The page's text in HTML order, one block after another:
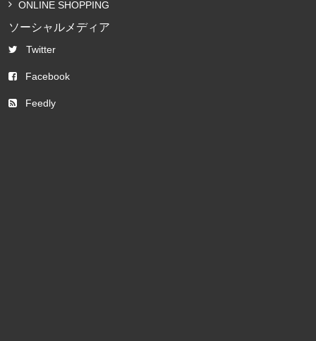
ONLINE SHOPPING
ソーシャルメディア
Twitter
Facebook
Feedly